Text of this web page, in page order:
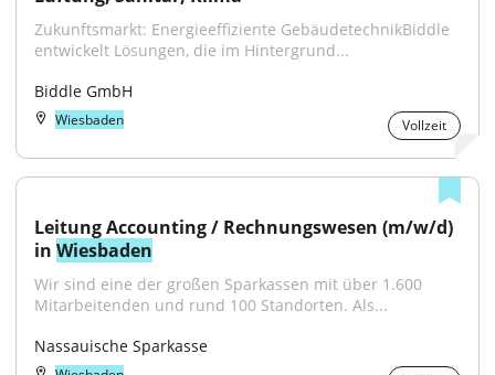
Zukunftsmarkt: Energieeffiziente GebäudetechnikBiddle
entwickelt Lösungen, die im Hintergrund...
Biddle GmbH
Wiesbaden Vollzeit
Leitung Accounting / Rechnungswesen (m/w/d)
in Wiesbaden
Wir sind eine der großen Sparkassen mit über 1.600
Mitarbeitenden und rund 100 Standorten. Als...
Nassauische Sparkasse